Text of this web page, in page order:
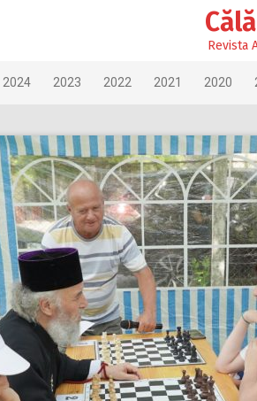
Revista
2024 2023 2022 2021 2020